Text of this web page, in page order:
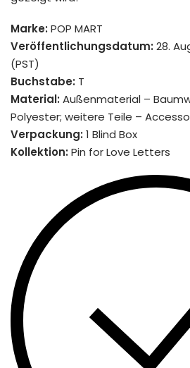
Marke: POP MART
Veröffentlichungsdatum: 28.
(PST)
Buchstabe: T
Material: Außenmaterial –
Polyester; weitere Teile –
Verpackung: 1 Blind Box
Kollektion: Pin for Love Letters